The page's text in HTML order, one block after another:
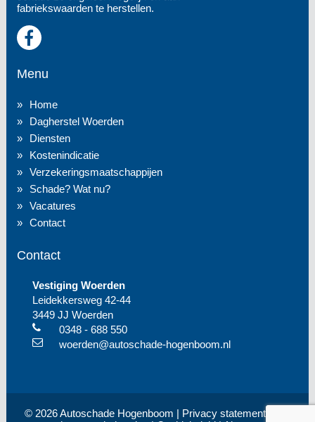
fabriekswaarden te herstellen.
Menu
Home
Dagherstel Woerden
Diensten
Kostenindicatie
Verzekeringsmaatschappijen
Schade? Wat nu?
Vacatures
Contact
Contact
Vestiging Woerden
Leidekkersweg 42-44
3449 JJ Woerden
0348 - 688 550
woerden@autoschade-hogenboom.nl
© 2026 Autoschade Hogenboom | Privacy statement